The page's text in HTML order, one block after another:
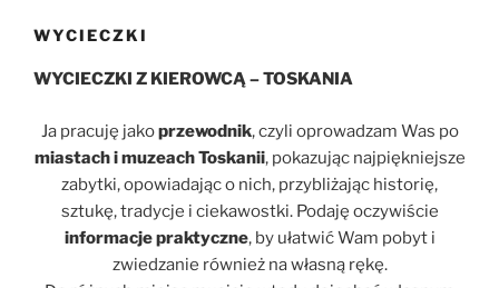
WYCIECZKI
WYCIECZKI Z KIEROWCĄ – TOSKANIA
Ja pracuję jakoprzewodnik, czyli oprowadzam Was po
miastach i muzeach Toskanii, pokazując najpiękniejsze
zabytki, opowiadając o nich, przybliżając historię,
sztukę, tradycje i ciekawostki. Podaję oczywiście
informacje praktyczne, by ułatwić Wam pobyt i
zwiedzanie również na własną rękę.